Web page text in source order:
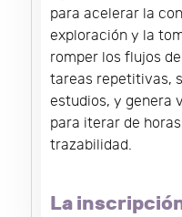
para acelerar la
exploración y la
romper los flujos
tareas repetitivas,
estudios, y genera
para iterar de
trazabilidad.
La